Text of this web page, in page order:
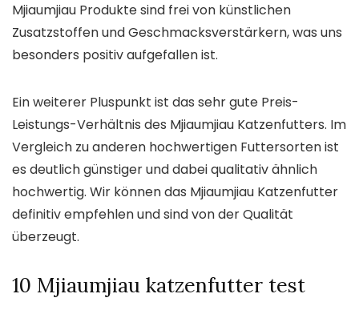
Mjiaumjiau Produkte sind frei von künstlichen
Zusatzstoffen und Geschmacksverstärkern, was uns
besonders positiv aufgefallen ist.
Ein weiterer Pluspunkt ist das sehr gute Preis-
Leistungs-Verhältnis des Mjiaumjiau Katzenfutters. Im
Vergleich zu anderen hochwertigen Futtersorten ist
es deutlich günstiger und dabei qualitativ ähnlich
hochwertig. Wir können das Mjiaumjiau Katzenfutter
definitiv empfehlen und sind von der Qualität
überzeugt.
10 Mjiaumjiau katzenfutter test